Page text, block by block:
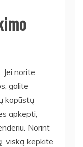
Jei norite
galite
kopūstų
apkepti,
Norint
viską kepkite